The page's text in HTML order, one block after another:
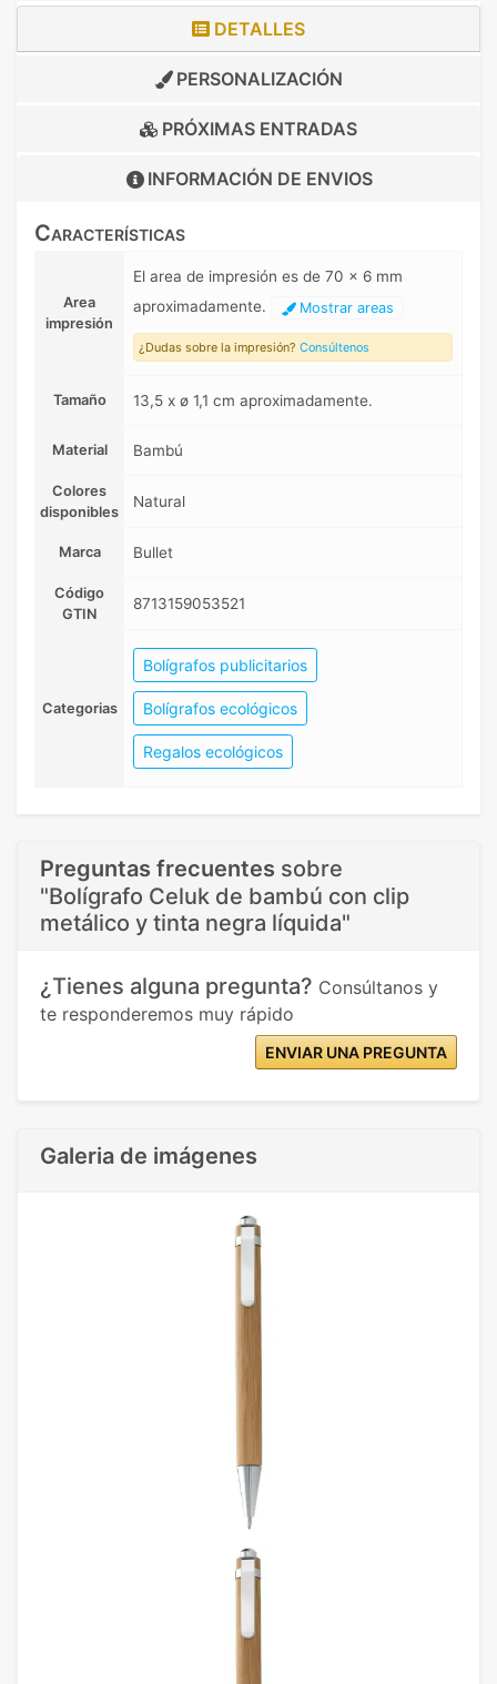
DETALLES
PERSONALIZACIÓN
PRÓXIMAS ENTRADAS
INFORMACIÓN DE ENVIOS
Características
Area
impresión
El area de impresión es de 70 x 6 mm
aproximadamente.
Mostrar areas
¿Dudas sobre la impresión? Consúltenos
Tamaño 13,5 x ø 1,1 cm aproximadamente.
Material Bambú
Colores
disponibles
Natural
Marca Bullet
Código
GTIN
8713159053521
Categorias
Bolígrafos publicitarios
Bolígrafos ecológicos
Regalos ecológicos
Preguntas frecuentes sobre
"Bolígrafo Celuk de bambú con clip
metálico y tinta negra líquida"
¿Tienes alguna pregunta? Consúltanos y
te responderemos muy rápido
ENVIAR UNA PREGUNTA
Galeria de imágenes